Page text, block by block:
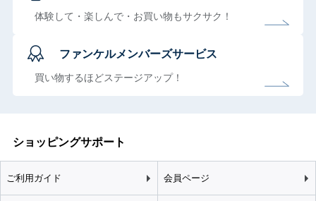
体験して・楽しんで・お買い物もサクサク！
ファンケルメンバーズサービス
買い物するほどステージアップ！
ショッピングサポート
ご利用ガイド 会員ページ